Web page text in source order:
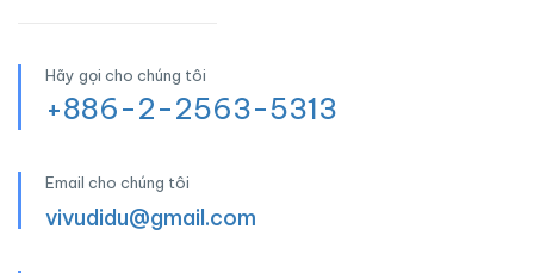
Hãy gọi cho chúng tôi
+886-2-2563-5313
Email cho chúng tôi
vivudidu@gmail.com